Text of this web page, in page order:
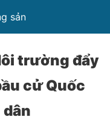
sản
trường đẩy
cử Quốc
dân